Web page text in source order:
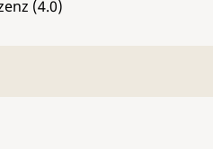
(4.0)